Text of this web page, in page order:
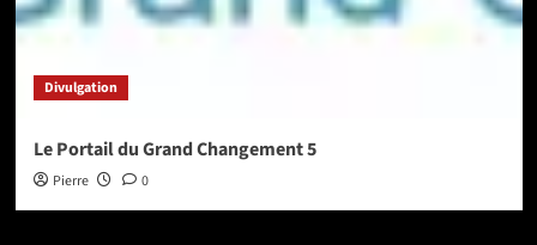
Divulgation
Le Portail du Grand Changement 5
Pierre 0